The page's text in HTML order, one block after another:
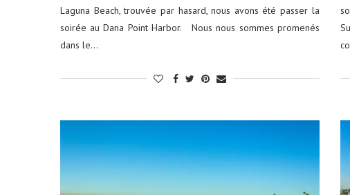
Laguna Beach, trouvée par hasard, nous avons été passer la
soirée au Dana Point Harbor. Nous nous sommes promenés
dans le…